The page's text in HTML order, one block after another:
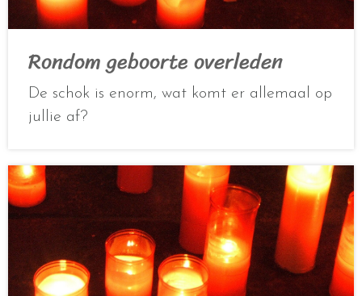
Rondom geboorte overleden
De schok is enorm, wat komt er allemaal op
jullie af?